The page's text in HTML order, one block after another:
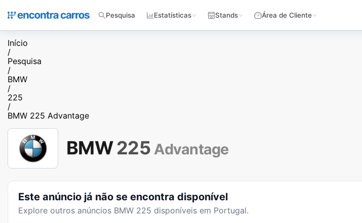
Pesquisa Estatísticas Stands Área de Cliente
Início
/
Pesquisa
/
BMW
/
225
/
BMW 225 Advantage
BMW 225 Advantage
Este anúncio já não se encontra disponível
Explore outros anúncios BMW 225 disponíveis em Portugal.